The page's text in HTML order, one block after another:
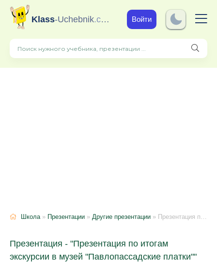
Klass-Uchebnik.com Войти
Школа» Презентации » Другие презентации » Презентация по итогам экскурсии в музей "Павлопассадские платки"
Презентация - "Презентация по итогам
экскурсии в музей "Павлопассадские платки""